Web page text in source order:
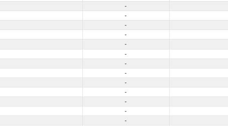
-
-
-
-
-
-
-
-
-
-
-
-
-